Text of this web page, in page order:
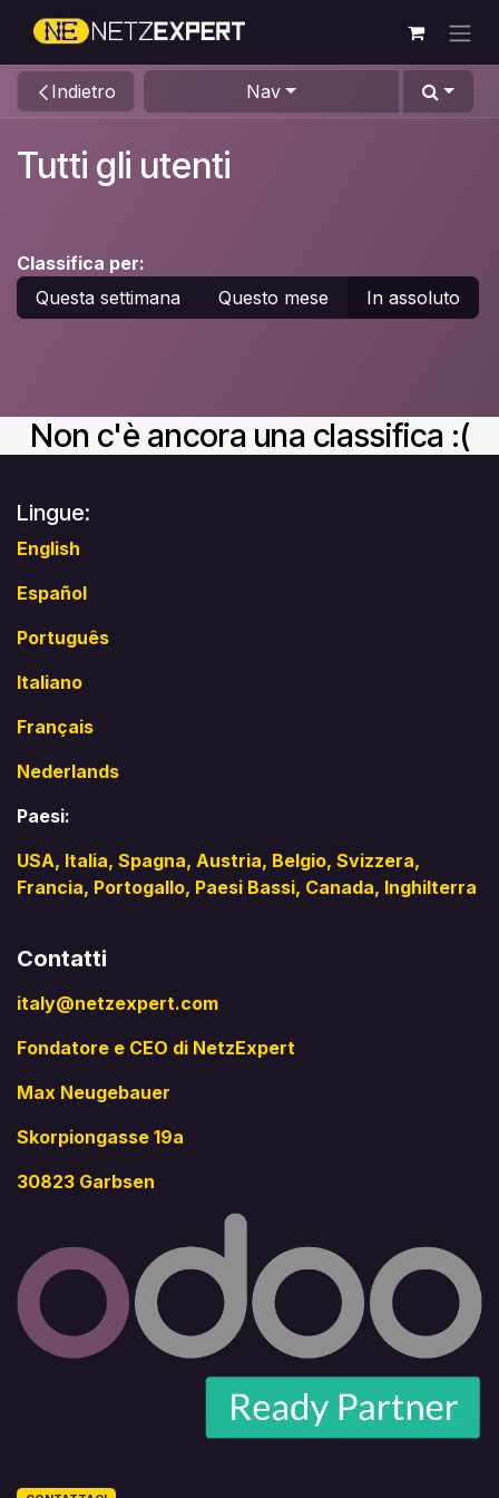
Passa al contenuto
Indietro Nav
Tutti gli utenti
Classifica per:
Questa settimana
Questo mese In assoluto
Non c'è ancora una classifica :(
Lingue:
English
Español
Português
Italiano
Français
Nederlands
Paesi:
USA, Italia, Spagna, Austria, Belgio, Svizzera,
Francia, Portogallo, Paesi Bassi, Canada, Inghilterra
Contatti
italy@netzexpert.com
Fondatore e CEO di NetzExpert
Max Neugebauer
Skorpiongasse 19a
30823 Garbsen